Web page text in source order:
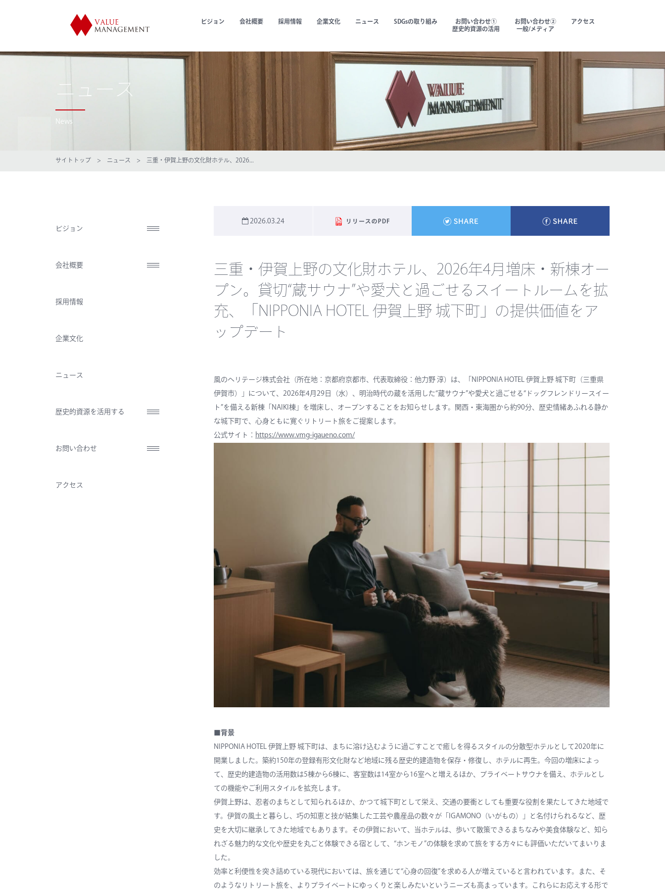
ビジョン 会社概要 採用情報 企業文化 ニュース SDGsの取り組み
お問い合わせ①
歴史的資源の活用
お問い合わせ②
一般/メディア
アクセス
ニュース
News
サイトトップ > ニュース > 三重・伊賀上野の文化財ホテル、2026...
ビジョン
会社概要
採用情報
企業文化
ニュース
歴史的資源を活用する
お問い合わせ
アクセス
2026.03.24
三重・伊賀上野の文化財ホテル、2026年4月増床・新棟オー
プン。貸切“蔵サウナ”や愛犬と過ごせるスイートルームを拡
充、「NIPPONIA HOTEL 伊賀上野 城下町」の提供価値をア
ップデート
風のヘリテージ株式会社（所在地：京都府京都市、代表取締役：他力野 淳）は、「NIPPONIA HOTEL 伊賀上野 城下町（三重県
伊賀市）」について、2026年4月29日（水）、明治時代の蔵を活用した“蔵サウナ”や愛犬と過ごせる“ドッグフレンドリースイー
ト”を備える新棟「NAIKI棟」を増床し、オープンすることをお知らせします。関西・東海圏から約90分、歴史情緒あふれる静か
な城下町で、心身ともに寛ぐリトリート旅をご提案します。
公式サイト： https://www.vmg-igaueno.com/
■背景
NIPPONIA HOTEL 伊賀上野 城下町は、まちに溶け込むように過ごすことで癒しを得るスタイルの分散型ホテルとして2020年に
開業しました。築約150年の登録有形文化財など地域に残る歴史的建造物を保存・修復し、ホテルに再生。今回の増床によっ
て、歴史的建造物の活用数は5棟から6棟に、客室数は14室から16室へと増えるほか、プライベートサウナを備え、ホテルとし
ての機能やご利用スタイルを拡充します。
伊賀上野は、忍者のまちとして知られるほか、かつて城下町として栄え、交通の要衝としても重要な役割を果たしてきた地域で
す。伊賀の風土と暮らし、巧の知恵と技が結集した工芸や農産品の数々が「IGAMONO（いがもの）」と名付けられるなど、歴
史を大切に継承してきた地域でもあります。その伊賀において、当ホテルは、歩いて散策できるまちなみや美食体験など、知ら
れざる魅力的な文化や歴史を丸ごと体験できる宿として、“ホンモノ”の体験を求めて旅をする方々にも評価いただいてまいりま
した。
効率と利便性を突き詰めている現代においては、旅を通じて“心身の回復”を求める人が増えていると言われています。また、そ
のようなリトリート旅を、よりプライベートにゆっくりと楽しみたいというニーズも高まっています。これらにお応えする形で